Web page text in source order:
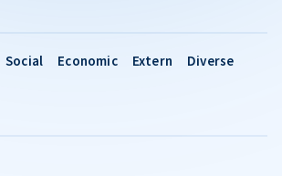
Social Economic Extern Diverse